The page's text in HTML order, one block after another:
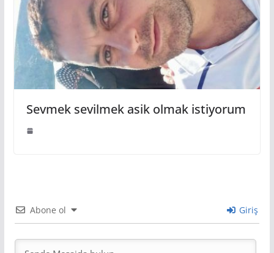
Sevmek sevilmek asik olmak istiyorum
Abone ol Giriş